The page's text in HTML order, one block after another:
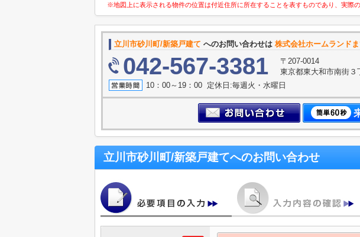
※地図上に表示される物件の位置は付近住所に所在することを表すものであり、実際
立川市砂川町/新築戸建て へのお問い合わせは 株式会社ホームランド
042-567-3381
〒207-0014
東京都東大和市南街３
10：00～19：00 定休日:毎週火・水曜日
立川市砂川町/新築戸建てへのお問い合わせ